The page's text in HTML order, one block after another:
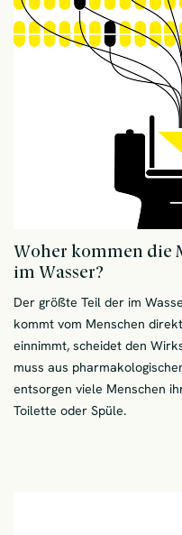
Woher kommen die
im Wasser?
Der größte Teil der im
kommt vom Menschen
einnimmt, scheidet den
muss aus
entsorgen viele Menschen
Toilette oder Spüle.